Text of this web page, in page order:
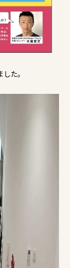
た。